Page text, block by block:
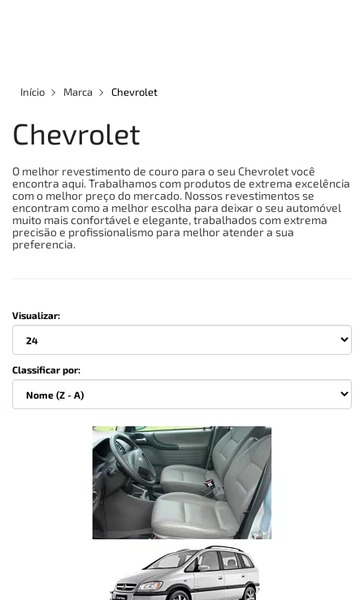
ACESSÓRIOS
QUEM SOMOS
INFORMAÇÕES
Início Marca Chevrolet
Chevrolet
O melhor revestimento de couro para o seu Chevrolet você
encontra aqui. Trabalhamos com produtos de extrema excelência
com o melhor preço do mercado. Nossos revestimentos se
encontram como a melhor escolha para deixar o seu automóvel
muito mais confortável e elegante, trabalhados com extrema
precisão e profissionalismo para melhor atender a sua
preferencia.
Visualizar:
Classificar por:
Site Seguro- Compre com Segurança
Entrega